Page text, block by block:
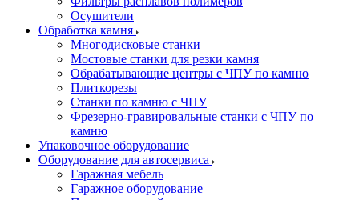
Осушители
Обработка камня
Многодисковые станки
Мостовые станки для резки камня
Обрабатывающие центры с ЧПУ по камню
Плиткорезы
Станки по камню с ЧПУ
Фрезерно-гравировальные станки с ЧПУ по
камню
Упаковочное оборудование
Оборудование для автосервиса
Гаражная мебель
Гаражное оборудование